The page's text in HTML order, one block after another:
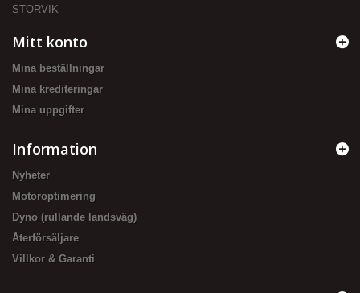
STORVIK
Mitt konto
Mina beställningar
Mina krediteringar
Mina uppgifter
Information
Nyheter
Motoroptimering
Dyno (rullande landsväg)
Återförsäljare
Villkor & Garanti